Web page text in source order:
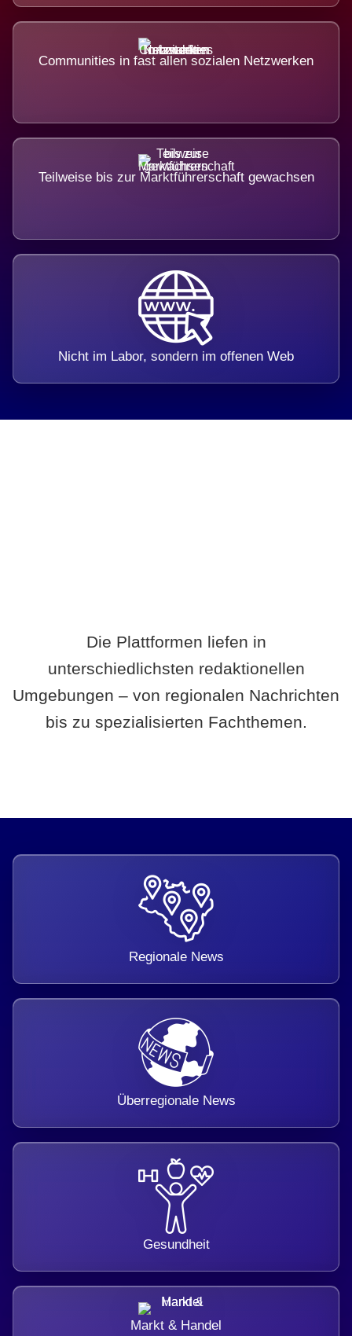
Communities in fast allen sozialen Netzwerken
Teilweise bis zur Marktführerschaft gewachsen
Nicht im Labor, sondern im offenen Web
Die Plattformen liefen in
unterschiedlichsten redaktionellen
Umgebungen – von regionalen Nachrichten
bis zu spezialisierten Fachthemen.
Regionale News
Überregionale News
Gesundheit
Markt & Handel